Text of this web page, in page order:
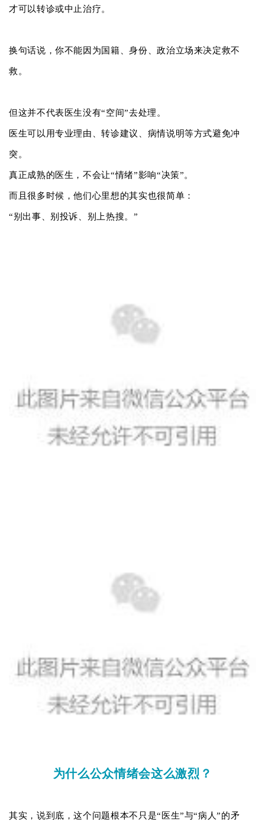
才可以转诊或中止治疗。
换句话说，你不能因为国籍、身份、政治立场来决定救不
救。
但这并不代表医生没有“空间”去处理。
医生可以用专业理由、转诊建议、病情说明等方式避免冲
突。
真正成熟的医生，不会让“情绪”影响“决策”。
而且很多时候，他们心里想的其实也很简单：
“别出事、别投诉、别上热搜。”
为什么公众情绪会这么激烈？
其实，说到底，这个问题根本不只是“医生”与“病人”的矛